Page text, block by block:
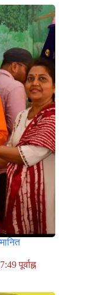
पूर्वाह्न